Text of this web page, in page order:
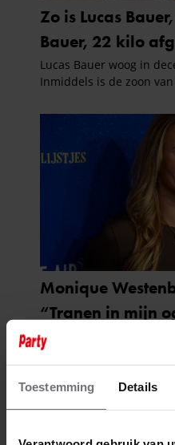
Toestemming Details